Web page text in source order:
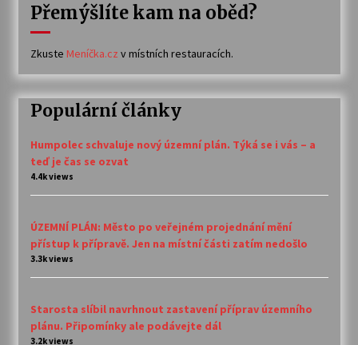
Přemýšlíte kam na oběd?
Zkuste Meníčka.cz v místních restauracích.
Populární články
Humpolec schvaluje nový územní plán. Týká se i vás – a
teď je čas se ozvat
4.4k views
ÚZEMNÍ PLÁN: Město po veřejném projednání mění
přístup k přípravě. Jen na místní části zatím nedošlo
3.3k views
Starosta slíbil navrhnout zastavení příprav územního
plánu. Připomínky ale podávejte dál
3.2k views